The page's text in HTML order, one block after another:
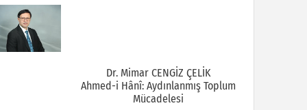
Dr. Mimar CENGİZ ÇELİK
Ahmed-i Hânî: Aydınlanmış Toplum
Mücadelesi